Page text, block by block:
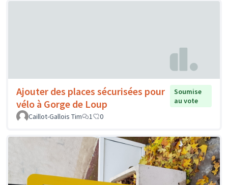
Ajouter des places sécurisées pour
vélo à Gorge de Loup
Soumise
au vote
Caillot-Gallois Tim
1 0